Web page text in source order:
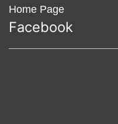
Home Page
Facebook